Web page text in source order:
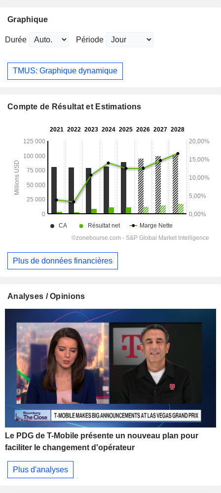
Graphique
Durée Période
TMUS: Graphique dynamique
Compte de Résultat et Estimations
Plus de données financières
Analyses / Opinions
Le PDG de T-Mobile présente un nouveau plan pour
faciliter le changement d'opérateur
Plus d'analyses